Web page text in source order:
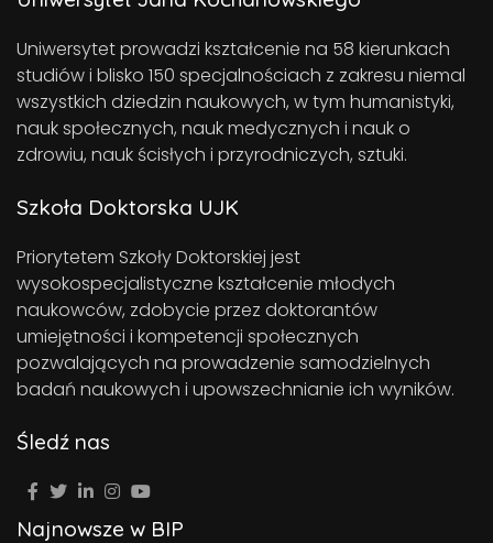
Uniwersytet prowadzi kształcenie na 58 kierunkach
studiów i blisko 150 specjalnościach z zakresu niemal
wszystkich dziedzin naukowych, w tym humanistyki,
nauk społecznych, nauk medycznych i nauk o
zdrowiu, nauk ścisłych i przyrodniczych, sztuki.
Szkoła Doktorska UJK
Priorytetem Szkoły Doktorskiej jest
wysokospecjalistyczne kształcenie młodych
naukowców, zdobycie przez doktorantów
umiejętności i kompetencji społecznych
pozwalających na prowadzenie samodzielnych
badań naukowych i upowszechnianie ich wyników.
Śledź nas
Najnowsze w BIP